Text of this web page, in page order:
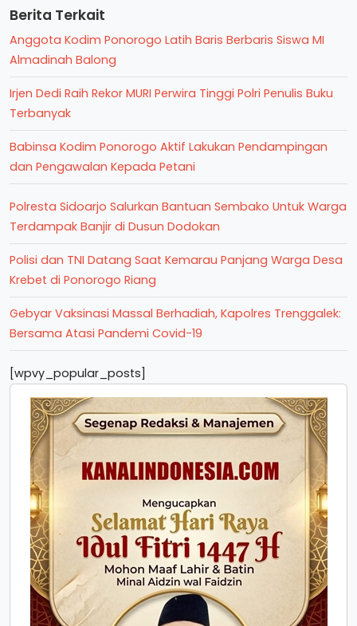
Berita Terkait
Anggota Kodim Ponorogo Latih Baris Berbaris Siswa MI
Almadinah Balong
Irjen Dedi Raih Rekor MURI Perwira Tinggi Polri Penulis Buku
Terbanyak
Babinsa Kodim Ponorogo Aktif Lakukan Pendampingan
dan Pengawalan Kepada Petani
Polresta Sidoarjo Salurkan Bantuan Sembako Untuk Warga
Terdampak Banjir di Dusun Dodokan
Polisi dan TNI Datang Saat Kemarau Panjang Warga Desa
Krebet di Ponorogo Riang
Gebyar Vaksinasi Massal Berhadiah, Kapolres Trenggalek:
Bersama Atasi Pandemi Covid-19
[wpvy_popular_posts]